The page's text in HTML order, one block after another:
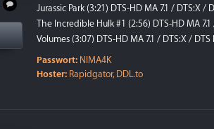
Jurassic Park (3:21) DTS-HD MA 7.1 / DTS:X /
The Incredible Hulk #1 (2:56) DTS-HD MA
Volumes (3:07) DTS-HD MA 7.1 / DTS:X /
The Lost World: Jurassic Park (3:11) DTS-HD
Passwort: NIMA4K
Hoster: Rapidgator, DDL.to